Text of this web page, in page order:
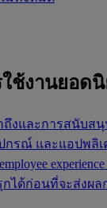
ช้งานยอด
ถึงและการสนับส
กรณ์ และแอปพลิเ
กได้ก่อนที่จะส่งผ